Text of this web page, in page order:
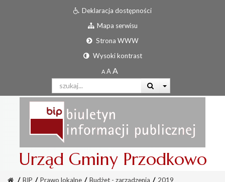
Deklaracja dostępności
Mapa serwisu
Strona WWW
Wysoki kontrast
Urząd Gminy Przodkowo
/ BIP / Prawo lokalne / Budżet - zarządzenia / 2019